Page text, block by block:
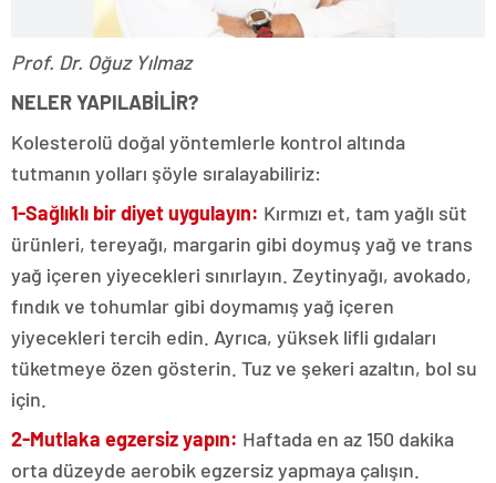
Prof. Dr. Oğuz Yılmaz
NELER YAPILABİLİR?
Kolesterolü doğal yöntemlerle kontrol altında
tutmanın yolları şöyle sıralayabiliriz:
1-Sağlıklı bir diyet uygulayın: Kırmızı et, tam yağlı süt
ürünleri, tereyağı, margarin gibi doymuş yağ ve trans
yağ içeren yiyecekleri sınırlayın. Zeytinyağı, avokado,
fındık ve tohumlar gibi doymamış yağ içeren
yiyecekleri tercih edin. Ayrıca, yüksek lifli gıdaları
tüketmeye özen gösterin. Tuz ve şekeri azaltın, bol su
için.
2-Mutlaka egzersiz yapın: Haftada en az 150 dakika
orta düzeyde aerobik egzersiz yapmaya çalışın.